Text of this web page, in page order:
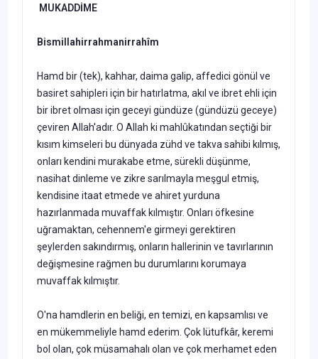
MUKADDİME
Bismillahirrahmanirrahîm
Hamd bir (tek), kahhar, daima galip, affedici gönül ve
basiret sahipleri için bir hatırlatma, akıl ve ibret ehli için
bir ibret olması için geceyi gündüze (gündüzü geceye)
çeviren Allah'adır. O Allah ki mahlûkatından seçtiği bir
kısım kimseleri bu dünyada zühd ve takva sahibi kılmış,
onları kendini murakabe etme, sürekli düşünme,
nasihat dinleme ve zikre sarılmayla meşgul etmiş,
kendisine itaat etmede ve ahiret yurduna
hazırlanmada muvaffak kılmıştır. Onları öfkesine
uğramaktan, cehennem'e girmeyi gerektiren
şeylerden sakındırmış, onların hallerinin ve tavırlarının
değişmesine rağmen bu durumlarını korumaya
muvaffak kılmıştır.
O'na hamdlerin en beliği, en temizi, en kapsamlısı ve
en mükemmeliyle hamd ederim. Çok lütufkâr, keremi
bol olan, çok müsamahalı olan ve çok merhamet eden